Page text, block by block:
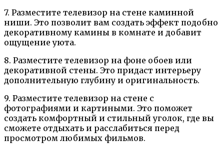
7. Разместите телевизор на стене каминной
ниши. Это позволит вам создать эффект подобно
декоративному камины в комнате и добавит
ощущение уюта.
8. Разместите телевизор на фоне обоев или
декоративной стены. Это придаст интерьеру
дополнительную глубину и оригинальность.
9. Разместите телевизор на стене с
фотографиями и картиными. Это поможет
создать комфортный и стильный уголок, где вы
сможете отдыхать и расслабиться перед
просмотром любимых фильмов.